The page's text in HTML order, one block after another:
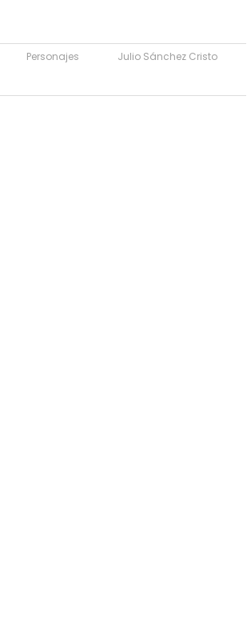
Personajes
Julio Sánchez Cristo